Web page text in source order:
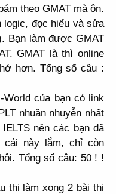
theo GMAT mà ôn.
logic, đọc hiểu và sửa
Bạn làm được GMAT
GMAT là thì online
hơn. Tổng số câu :
World của bạn có link
nhuần nhuyễn nhất
nên các bạn đã
này lắm, chỉ còn
Tổng số câu: 50 ! !
thi làm xong 2 bài thi